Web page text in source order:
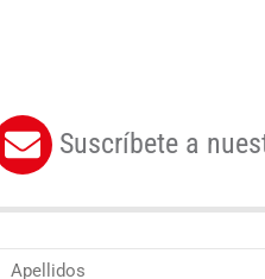
Suscríbete a